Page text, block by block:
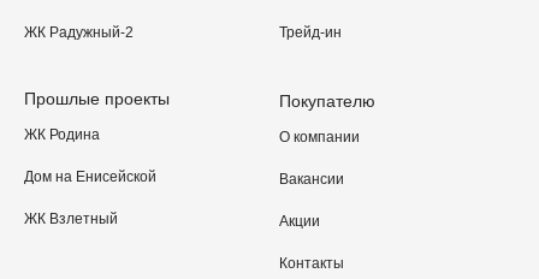
ЖК Радужный-2
Прошлые проекты
ЖК Родина
Дом на Енисейской
ЖК Взлетный
Трейд-ин
Покупателю
О компании
Вакансии
Акции
Контакты